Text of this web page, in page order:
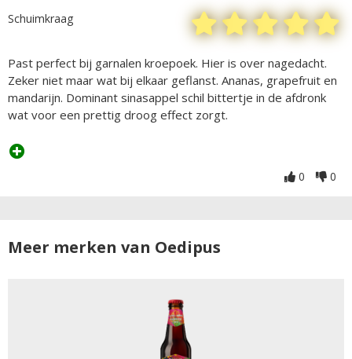
Schuimkraag
Past perfect bij garnalen kroepoek. Hier is over nagedacht.
Zeker niet maar wat bij elkaar geflanst. Ananas, grapefruit en
mandarijn. Dominant sinasappel schil bittertje in de afdronk
wat voor een prettig droog effect zorgt.
0 0
Meer merken van Oedipus